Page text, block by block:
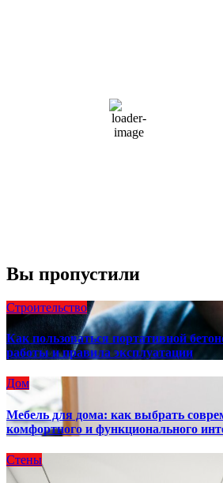
66 %
1004 мб
10 mph
Вы пропустили
Строительство
Как пользоваться портативной
работы и правила эксплуатации
Дом
Мебель для дома: как выбрать
комфортного и функционального
Стены